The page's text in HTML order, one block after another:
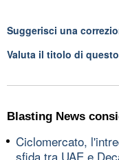
Suggerisci una
Valuta il titolo di
Blasting News
Ciclomercato,
sfida tra UAE e